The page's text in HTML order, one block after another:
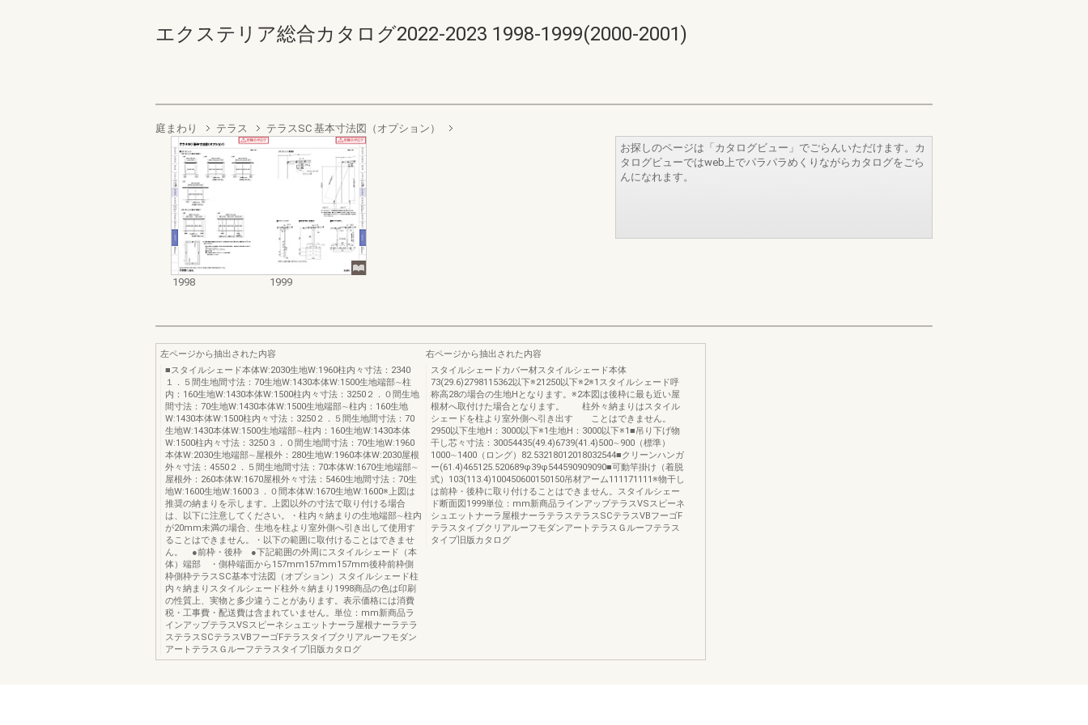
エクステリア総合カタログ2022-2023 1998-1999(2000-2001)
庭まわり テラス テラスSC 基本寸法図（オプション）
1998 1999
お探しのページは「カタログビュー」でごらんいただけます。カ
タログビューではweb上でパラパラめくりながらカタログをごら
んになれます。
左ページから抽出された内容
■スタイルシェード本体W:2030生地W:1960柱内々寸法：2340
１．５間生地間寸法：70生地W:1430本体W:1500生地端部∼柱
内：160生地W:1430本体W:1500柱内々寸法：3250２．０間生地
間寸法：70生地W:1430本体W:1500生地端部∼柱内：160生地
W:1430本体W:1500柱内々寸法：3250２．５間生地間寸法：70
生地W:1430本体W:1500生地端部∼柱内：160生地W:1430本体
W:1500柱内々寸法：3250３．０間生地間寸法：70生地W:1960
本体W:2030生地端部∼屋根外：280生地W:1960本体W:2030屋根
外々寸法：4550２．５間生地間寸法：70本体W:1670生地端部∼
屋根外：260本体W:1670屋根外々寸法：5460生地間寸法：70生
地W:1600生地W:1600３．０間本体W:1670生地W:1600※上図は
推奨の納まりを示します。上図以外の寸法で取り付ける場合
は、以下に注意してください。・柱内々納まりの生地端部∼柱内
が20mm未満の場合、生地を柱より室外側へ引き出して使用す
ることはできません。・以下の範囲に取付けることはできませ
ん。 ●前枠・後枠 ●下記範囲の外周にスタイルシェード（本
体）端部 ・側枠端面から157mm157mm157mm後枠前枠側
枠側枠テラスSC基本寸法図（オプション）スタイルシェード柱
内々納まりスタイルシェード柱外々納まり1998商品の色は印刷
の性質上、実物と多少違うことがあります。表示価格には消費
税・工事費・配送費は含まれていません。単位：mm新商品ラ
インアップテラスVSスピーネシュエットナーラ屋根ナーラテラ
ステラスSCテラスVBフーゴFテラスタイプクリアルーフモダン
アートテラスＧルーフテラスタイプ旧版カタログ
右ページから抽出された内容
スタイルシェードカバー材スタイルシェード本体
73(29.6)2798115362以下※21250以下※2※1スタイルシェード呼
称高28の場合の生地Hとなります。※2本図は後枠に最も近い屋
根材へ取付けた場合となります。 柱外々納まりはスタイル
シェードを柱より室外側へ引き出す ことはできません。
2950以下生地H：3000以下※1生地H：3000以下※1■吊り下げ物
干し芯々寸法：30054435(49.4)6739(41.4)500∼900（標準）
1000∼1400（ロング）82.53218012018032544■クリーンハンガ
ー(61.4)465125.520689φ39φ544590909090■可動竿掛け（着脱
式）103(113.4)100450600150150吊材アーム111171111※物干し
は前枠・後枠に取り付けることはできません。スタイルシェー
ド断面図1999単位：mm新商品ラインアップテラスVSスピーネ
シュエットナーラ屋根ナーラテラステラスSCテラスVBフーゴF
テラスタイプクリアルーフモダンアートテラスＧルーフテラス
タイプ旧版カタログ